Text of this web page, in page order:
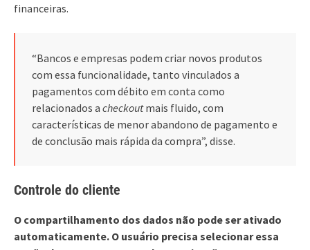
financeiras.
“Bancos e empresas podem criar novos produtos
com essa funcionalidade, tanto vinculados a
pagamentos com débito em conta como
relacionados a checkoutmais fluido, com
características de menor abandono de pagamento e
de conclusão mais rápida da compra”, disse.
Controle do cliente
O compartilhamento dos dados não pode ser ativado
automaticamente. O usuário precisa selecionar essa